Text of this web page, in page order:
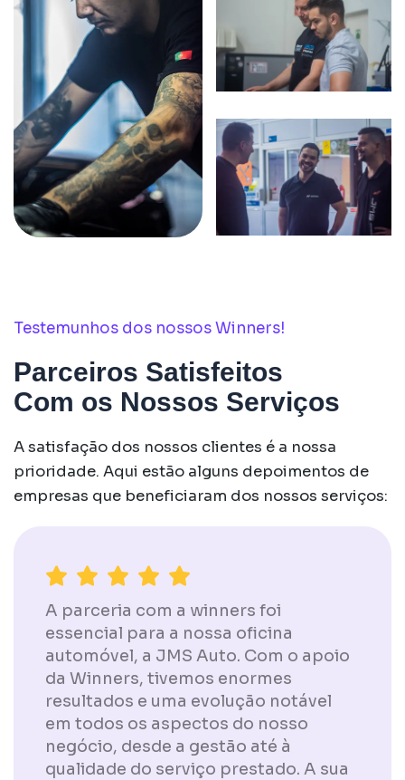
Testemunhos dos nossos Winners!
Parceiros Satisfeitos
Com os Nossos Serviços
A satisfação dos nossos clientes é a nossa
prioridade. Aqui estão alguns depoimentos de
empresas que beneficiaram dos nossos serviços:
A parceria com a winners foi
essencial para a nossa oficina
automóvel, a JMS Auto. Com o apoio
da Winners, tivemos enormes
resultados e uma evolução notável
em todos os aspectos do nosso
negócio, desde a gestão até à
qualidade do serviço prestado. A sua